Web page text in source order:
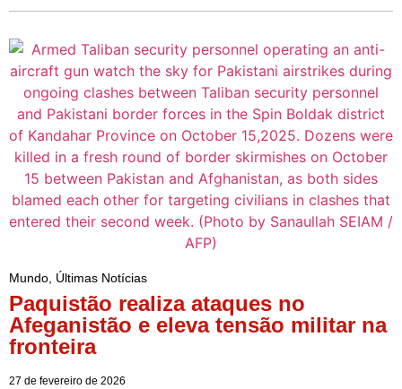
Mundo, Últimas Notícias
Paquistão realiza ataques no
Afeganistão e eleva tensão militar na
fronteira
27 de fevereiro de 2026